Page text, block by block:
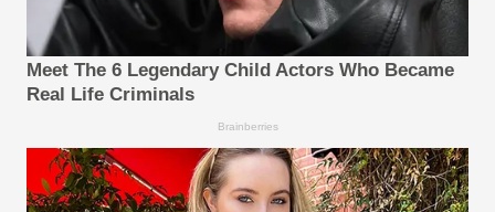
Meet The 6 Legendary Child Actors Who Became
Real Life Criminals
Brainberries